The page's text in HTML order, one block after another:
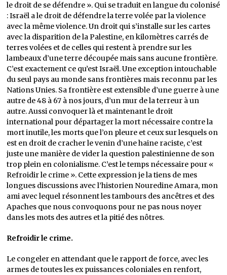
le droit de se défendre ». Qui se traduit en langue du colonisé
: Israël a le droit de défendre la terre volée par la violence
avec la même violence. Un droit qui s’installe sur les cartes
avec la disparition de la Palestine, en kilomètres carrés de
terres volées et de celles qui restent à prendre sur les
lambeaux d’une terre découpée mais sans aucune frontière.
C’est exactement ce qu’est Israël. Une exception intouchable
du seul pays au monde sans frontières mais reconnu par les
Nations Unies. Sa frontière est extensible d’une guerre à une
autre de 48 à 67 à nos jours, d’un mur de la terreur à un
autre. Aussi convoquer là et maintenant le droit
international pour départager la mort nécessaire contre la
mort inutile, les morts que l’on pleure et ceux sur lesquels on
est en droit de cracher le venin d’une haine raciste, c’est
juste une manière de vider la question palestinienne de son
trop plein en colonialisme. C’est le temps nécessaire pour «
Refroidir le crime ». Cette expression je la tiens de mes
longues discussions avec l’historien Nouredine Amara, mon
ami avec lequel résonnent les tambours des ancêtres et des
Apaches que nous convoquons pour ne pas nous noyer
dans les mots des autres et la pitié des nôtres.
Refroidir le crime.
Le congeler en attendant que le rapport de force, avec les
armes de toutes les ex puissances coloniales en renfort,